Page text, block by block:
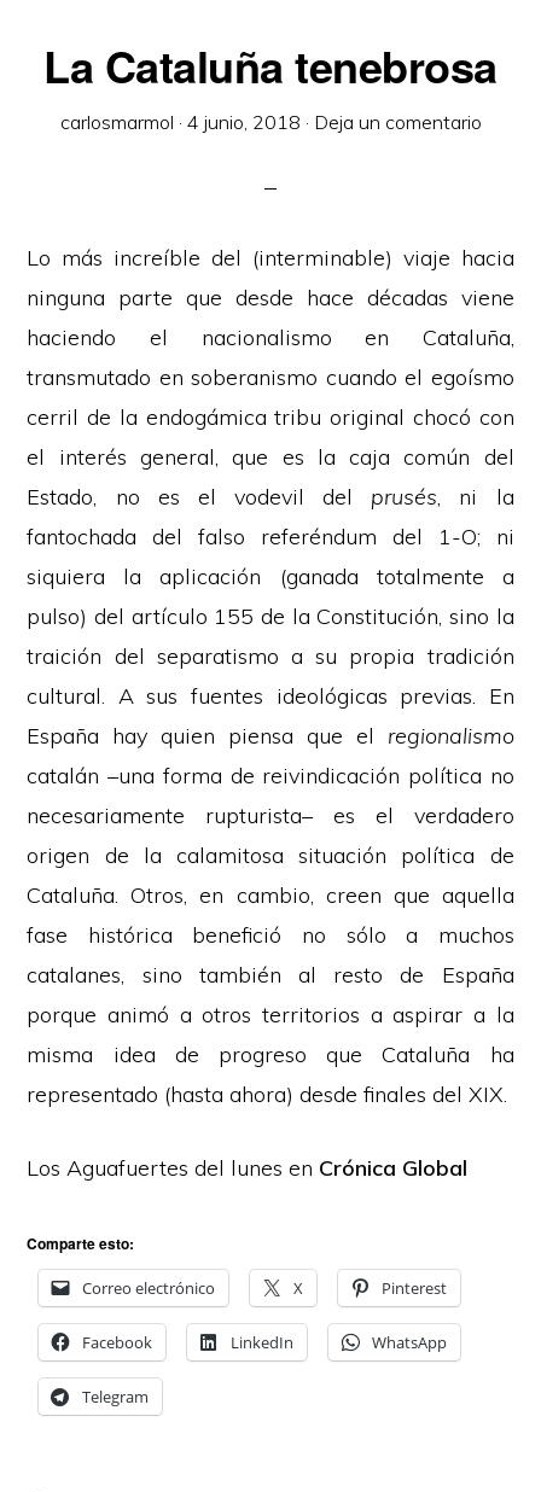
La Cataluña tenebrosa
carlosmarmol · 4 junio, 2018 · Deja un comentario
Lo más increíble del (interminable) viaje hacia
ninguna parte que desde hace décadas viene
haciendo el nacionalismo en Cataluña,
transmutado en soberanismo cuando el egoísmo
cerril de la endogámica tribu original chocó con
el interés general, que es la caja común del
Estado, no es el vodevil del prusés, ni la
fantochada del falso referéndum del 1-O; ni
siquiera la aplicación (ganada totalmente a
pulso) del artículo 155 de la Constitución, sino la
traición del separatismo a su propia tradición
cultural. A sus fuentes ideológicas previas. En
España hay quien piensa que el regionalismo
catalán –una forma de reivindicación política no
necesariamente rupturista– es el verdadero
origen de la calamitosa situación política de
Cataluña. Otros, en cambio, creen que aquella
fase histórica benefició no sólo a muchos
catalanes, sino también al resto de España
porque animó a otros territorios a aspirar a la
misma idea de progreso que Cataluña ha
representado (hasta ahora) desde finales del XIX.
Los Aguafuertes del lunes en Crónica Global
Comparte esto:
Correo electrónico X Pinterest
Facebook LinkedIn WhatsApp
Telegram